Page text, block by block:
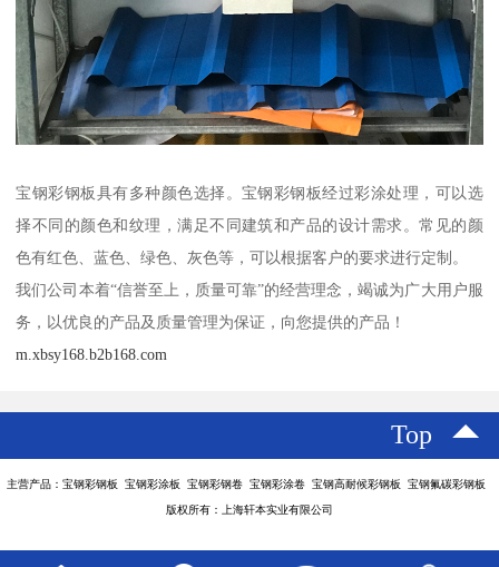
宝钢彩钢板具有多种颜色选择。宝钢彩钢板经过彩涂处理，可以选
择不同的颜色和纹理，满足不同建筑和产品的设计需求。常见的颜
色有红色、蓝色、绿色、灰色等，可以根据客户的要求进行定制。
我们公司本着“信誉至上，质量可靠”的经营理念，竭诚为广大用户服
务，以优良的产品及质量管理为保证，向您提供的产品！
m.xbsy168.b2b168.com
Top
主营产品：宝钢彩钢板 宝钢彩涂板 宝钢彩钢卷 宝钢彩涂卷 宝钢高耐候彩钢板 宝钢氟碳彩钢板
版权所有：上海轩本实业有限公司